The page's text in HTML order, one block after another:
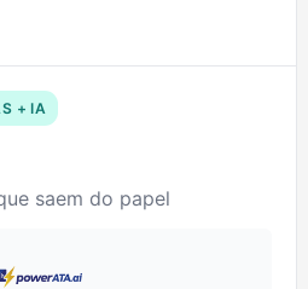
+ IA
saem do papel